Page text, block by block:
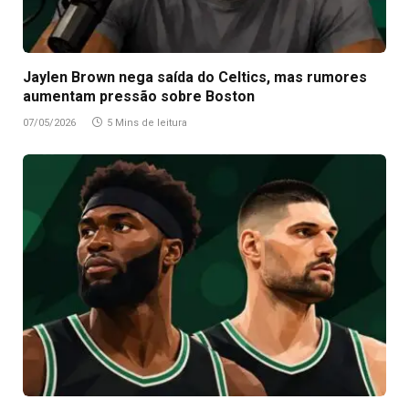
Jaylen Brown nega saída do Celtics, mas rumores
aumentam pressão sobre Boston
07/05/2026 5 Mins de leitura